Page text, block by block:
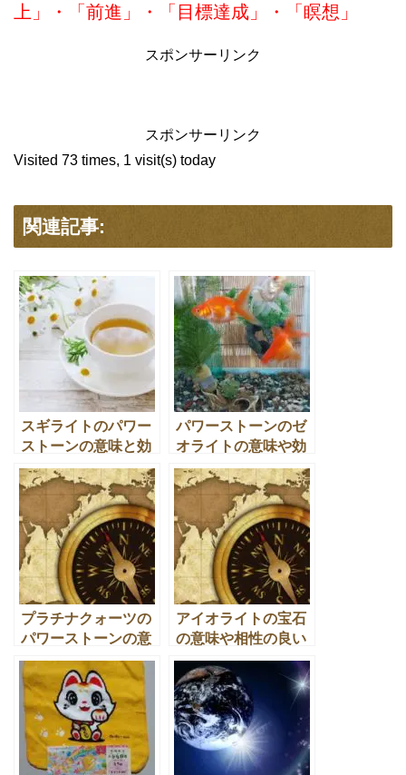
上」・「前進」・「目標達成」・「瞑想」
スポンサーリンク
スポンサーリンク
Visited 73 times, 1 visit(s) today
関連記事:
スギライトのパワー
ストーンの意味と効
果や相性の良い宝石
とは
パワーストーンのゼ
オライトの意味や効
果と相性の良い天然
石とは
プラチナクォーツの
パワーストーンの意
味や効果と相性の良
い天然石とは
アイオライトの宝石
の意味や相性の良い
石とのパワーストー
ン効果とは